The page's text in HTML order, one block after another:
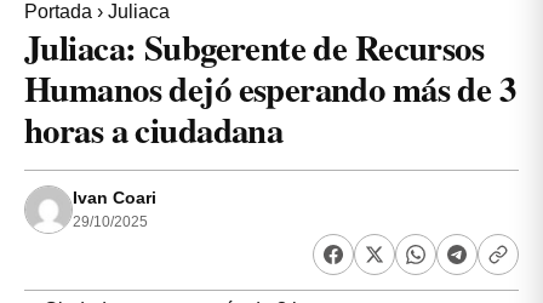
Portada › Juliaca
Juliaca: Subgerente de Recursos
Humanos dejó esperando más de 3
horas a ciudadana
Ivan Coari
29/10/2025